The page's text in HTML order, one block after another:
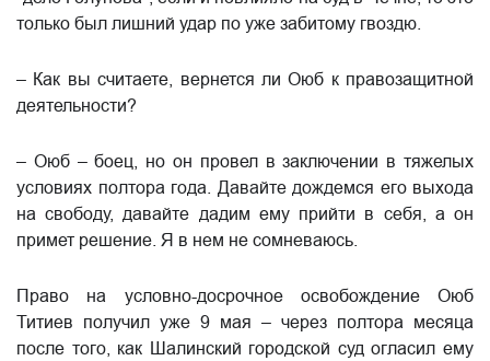
только был лишний удар по уже забитому гвоздю.
–​ Как вы считаете, вернется ли Оюб к правозащитной
деятельности?
– Оюб – боец, но он провел в заключении в тяжелых
условиях полтора года. Давайте дождемся его выхода
на свободу, давайте дадим ему прийти в себя, а он
примет решение. Я в нем не сомневаюсь.
Право на условно-досрочное освобождение Оюб
Титиев получил уже 9 мая – через полтора месяца
после того, как Шалинский городской суд огласил ему